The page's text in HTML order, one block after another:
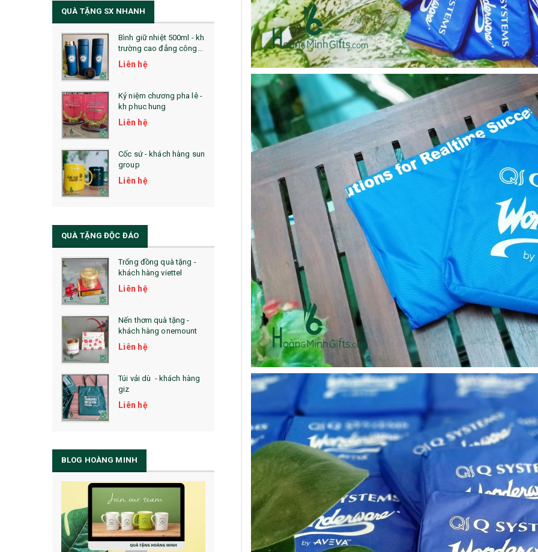
QUÀ TẶNG SX NHANH
Bình giữ nhiệt 500ml - kh
trường cao đẳng công
nghệ bách khoa hà nội
Liên hệ
Kỷ niệm chương pha lê -
kh phuc hung
Liên hệ
Cốc sứ - khách hàng sun
group
Liên hệ
Bộ sổ bút cao cấp -
khách hàng evs
Liên hệ
Pin sạc dự phòng hoco
j82 10.000mah - khách
hàng nam thắng
Liên hệ
Bình nước thủy tinh có
dây xách
Liên hệ
Cốc giữ nhiệt 500ml
Liên hệ
Pin sạc dự phòng hoco
j82 10.000mah - khách
hàng synnex fpt
Liên hệ
Hộp namecard kim loại
khắc logo
QUÀ TẶNG ĐỘC ĐÁO
Trống đồng quà tặng -
khách hàng viettel
Liên hệ
Nến thơm quà tặng -
khách hàng onemount
Liên hệ
Túi vải dù - khách hàng
giz
Liên hệ
Hộp da cao cấp đựng
rượu
Liên hệ
Mũ bảo hộ hàn quốc
sseda - onehousing
Liên hệ
Vòng đeo tay cao su in
logo - khách hàng sun
Liên hệ
Loa bluetooth
soundcore ace a1 a3151
- kh cmc corporation
Liên hệ
Loa bluetooth kimiso
bs02 - kh vicem
Liên hệ
Móc khóa mica dẻo -
khách hàng viện quản trị
kinh doanh
BLOG HOÀNG MINH